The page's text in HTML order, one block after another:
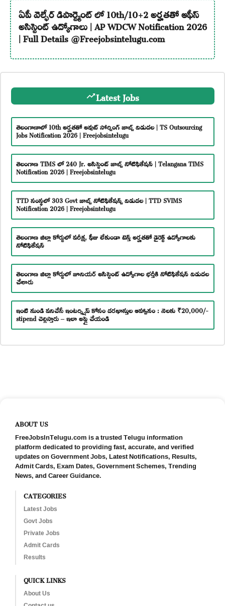
ఏపీ వెల్ఫేర్ డిపార్ట్మెంట్ లో 10th/10+2 అర్హతతో ఆఫీస్
అసిస్టెంట్ ఉద్యోగాలు | AP WDCW Notification 2026
| Full Details @Freejobsintelugu.com
Latest Jobs
తెలంగాణాలో 10th అర్హతతో అవుట్ సోర్సింగ్ జాబ్స్ విడుదల | TS Outsourcing
Jobs Notification 2026 | Freejobsintelugu
తెలంగాణ TIMS లో 240 Jr. అసిస్టెంట్ జాబ్స్ నోటిఫికేషన్ | Telangana TIMS
Notification 2026 | Freejobsintelugu
TTD సంస్థలో 303 Govt జాబ్స్ నోటిఫికేషన్స్ విడుదల | TTD SVIMS
Notification 2026 | Freejobsintelugu
తెలంగాణ జిల్లా కోర్టులో పరీక్ష, ఫీజు లేకుండా టెన్త్ అర్హతతో డైరెక్ట్ ఉద్యోగాలకు
నోటిఫికేషన్
తెలంగాణ జిల్లా కోర్టులో జూనియర్ అసిస్టెంట్ ఉద్యోగాల భర్తీకి నోటిఫికేషన్ విడుదల
చేశారు
ఇంటి నుండి పనిచేసే ఇంటర్న్షిప్ కోసం దరఖాస్తుల ఆహ్వానం : నెలకు ₹20,000/-
stipend చెల్లిస్తారు – ఇలా అప్లై చేయండి
ABOUT US
FreeJobsInTelugu.com is a trusted Telugu information
platform dedicated to providing fast, accurate, and verified
updates on Government Jobs, Latest Notifications, Results,
Admit Cards, Exam Dates, Government Schemes, Trending
News, and Career Guidance.
CATEGORIES
Latest Jobs
Govt Jobs
Private Jobs
Admit Cards
Results
QUICK LINKS
About Us